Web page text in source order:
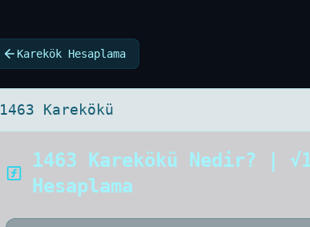
Karekök Hesaplama
1463 Karekökü
1463 Karekökü Nedir? |
Hesaplama